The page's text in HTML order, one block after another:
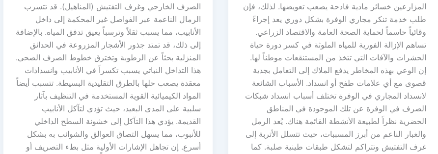
المزارعين خسائر مادية فادحة يصعب تعويضها. لذلك، فإن
طلب خدمة تنكر مجاري الوفرة بشكل دوري يعد إجراءً
وقائياً حاسماً لحماية الصحة العامة والاقتصاد الزراعي.
تساهم الإزالة الفورية للمياه الملوثة في كسر دورة حياة
الحشرات والآفات التي تتخذ من المستنقعات موطناً لها.
إن الوعي بهذه المخاطر يدفع الملاك إلى التعامل بجدية
قصوى مع أي علامات طفح أو انسداد. الأسباب الشائعة
لانسداد المجاري في الوفرة تختلف أسباب انسداد شبكات
الصرف في الوفرة عن تلك الموجودة في المناطق
الحضرية نظراً لطبيعة الأنشطة القائمة هناك. يُعد الرمل
والغبار الناعم من أبرز المسببات، حيث تتسلل الأتربة إلى
غرف التفتيش وتتراكم لتشكل طبقات طينية صلبة. كما
الصرف الخارجي وغرف التفتيش (المناهيل). قد تتسرب
الرمال الناعمة عبر الفواصل غير المحكمة إلى داخل
الأنابيب، مما يسبب ثقلاً وترسباً يعيق تدفق المياه. بالإضافة
إلى ذلك، قد تمتد جذور الأشجار المزروعة في الحدائق
المنزلية بحثاً عن الرطوبة وتخترق خطوط الصرف الصحي.
هذا التداخل النباتي يسبب تكسراً في الأنابيب وانسدادات
معقدة يصعب حلها بالطرق التقليدية البسيطة. تتسبب أيضاً
المواد الكيميائية القوية المستخدمة في التنظيف بآثار
سلبية على المدى البعيد، حيث تؤدي لتآكل الأنابيب
القديمة. يؤدي هذا التآكل إلى خشونة السطح الداخلي
للأنبوب، مما يسهل التصاق العوالق والشوائب به بشكل
أسرع. إن تجاهل الإشارات الأولية مثل بطء التصريف أو